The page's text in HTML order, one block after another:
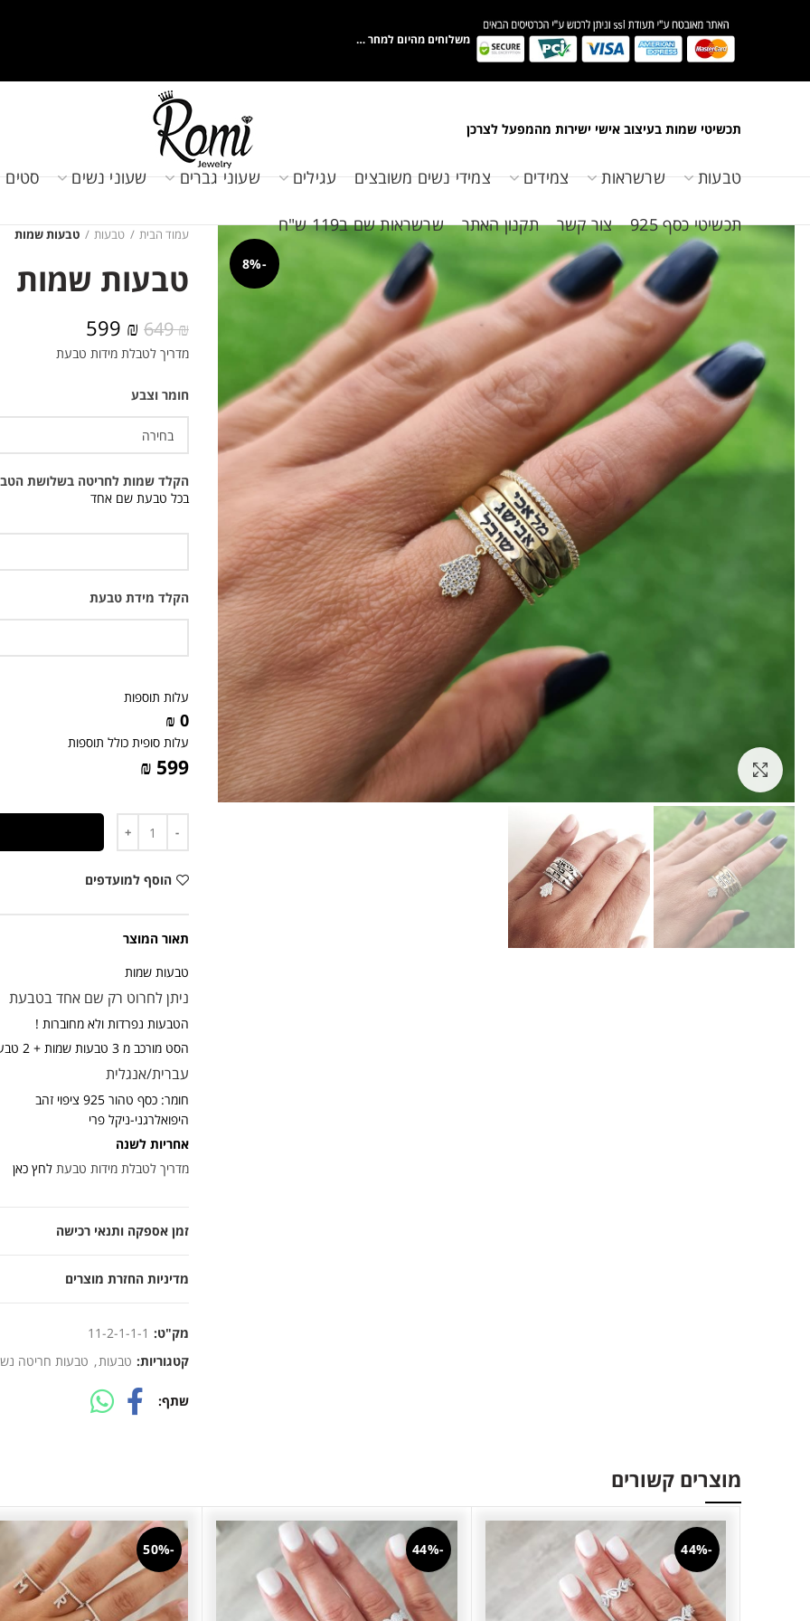
משלוחים מהיום למחר …
תכשיטי שמות בעיצוב אישי ישירות מהמפעל לצרכן
טבעות שרשראות צמידים צמידי נשים משובצים עגילים שעוני גברים שעוני נשים סטים
תכשיטי כסף 925 צור קשר תקנון האתר שרשראות שם ב119 ש"ח
-8%
עמוד הבית טבעות טבעות שמות
טבעות שמות
649₪
המחיר
המקורי
649 ₪.
599 ₪
הנוכחי
מדריך לטבלת מידות טבעת
חומר וצבע
הקלד שמות לחריטה בשלושת
בכל טבעת שם אחד
הקלד מידת טבעת
עלות תוספות
0 ₪
עלות סופית כולל תוספות
599 ₪
הוסף למועדפים
תאור המוצר
טבעות שמות
ניתן לחרוט רק שם אחד בטבעת
הטבעות נפרדות ולא מחוברות !
הסט מורכב מ 3 טבעות שמות + 2 טבעות אבנים + חמסה
עברית/אנגלית
חומר: כסף טהור 925 ציפוי זהב
היפואלרגני-ניקל פרי
אחריות לשנה
מדריך לטבלת מידות טבעת לחץ כאן
זמן אספקה ותנאי רכישה
מדיניות החזרת מוצרים
מק"ט: 11-2-1-1-1
קטגוריות: טבעות, טבעות חריטה
שתף
מוצרים קשורים
-44%
-44%
-50%